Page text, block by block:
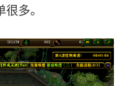
多。